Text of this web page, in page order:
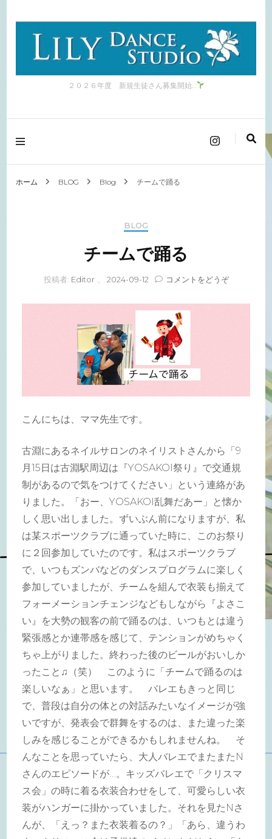
２０２６年度 新規生徒さん募集開始…
ホーム BLOG Blog チームで踊る
BLOG
チームで踊る
投稿者: Editor 2024-09-12 コメントをどうぞ(チ
ム
こんにちは、ママ先生です。
古淵にあるネイルサロンのネイリストさんから「9
月15日は古淵駅周辺は『YOSAKOI祭り』で交通規
制があるので気をつけてください」という連絡があ
りました。「おー、YOSAKOI乱舞だあー」と懐か
しく思い出しました。ずいぶん前になりますが、私
は某スポーツクラブに通っていた時に、このお祭り
に２回参加していたのです。私はスポーツクラブ
で、いつもズンバなどのダンスプログラムに楽しく
参加していましたが、チームを組んで衣装も揃えて
フォーメーションチェンジなどもしながら『よさこ
い』を大勢の観客の前で踊るのは、いつもとは違う
緊張感とか連帯感を感じて、テンションがめちゃく
ちゃ上がりました。終わった後のビールがおいしか
ったこと♫（笑） このように「チームで踊るのは
楽しいなぁ」と思います。 バレエもきっと同じ
で、普段は自分の体との対話みたいなイメージが強
いですが、発表会で群舞をするのは、また違った楽
しみを感じることができるかもしれませんね。 そ
んなことを思っていたら、大人バレエでまたまたN
さんのエピソードが…。キッズバレエで「クリスマ
ス会」の時に着る衣装合わせをして、可愛らしい衣
装がハンガーに掛かっていました。それを見たNさ
んが、「えっ？また衣装着るの？」「あら、違うわ